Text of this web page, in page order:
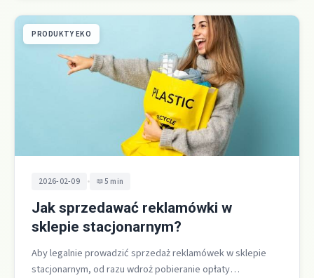
PRODUKTY EKO
2026-02-09 • 5 min
Jak sprzedawać reklamówki w
sklepie stacjonarnym?
Aby legalnie prowadzić sprzedaż reklamówek w sklepie
stacjonarnym, od razu wdroż pobieranie opłaty